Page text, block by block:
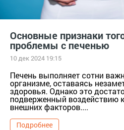
Основные признаки
проблемы с печенью
10 дек 2024 19:15
Печень выполняет сотни
организме, оставаясь
здоровья. Однако это
подверженный воздействию
внешних факторов....
Подробнее